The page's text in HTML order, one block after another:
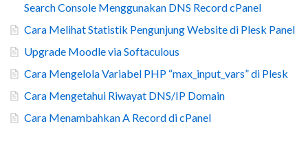
Search Console Menggunakan DNS Record cPanel
Cara Melihat Statistik Pengunjung Website di Plesk Panel
Upgrade Moodle via Softaculous
Cara Mengelola Variabel PHP “max_input_vars” di Plesk
Cara Mengetahui Riwayat DNS/IP Domain
Cara Menambahkan A Record di cPanel